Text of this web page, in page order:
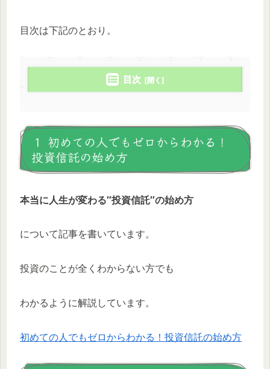
目次は下記のとおり。
目次
１ 初めての人でもゼロからわかる！
投資信託の始め方
本当に人生が変わる″投資信託″の始め方
について記事を書いています。
投資のことが全くわからない方でも
わかるように解説しています。
初めての人でもゼロからわかる！投資信託の始め方